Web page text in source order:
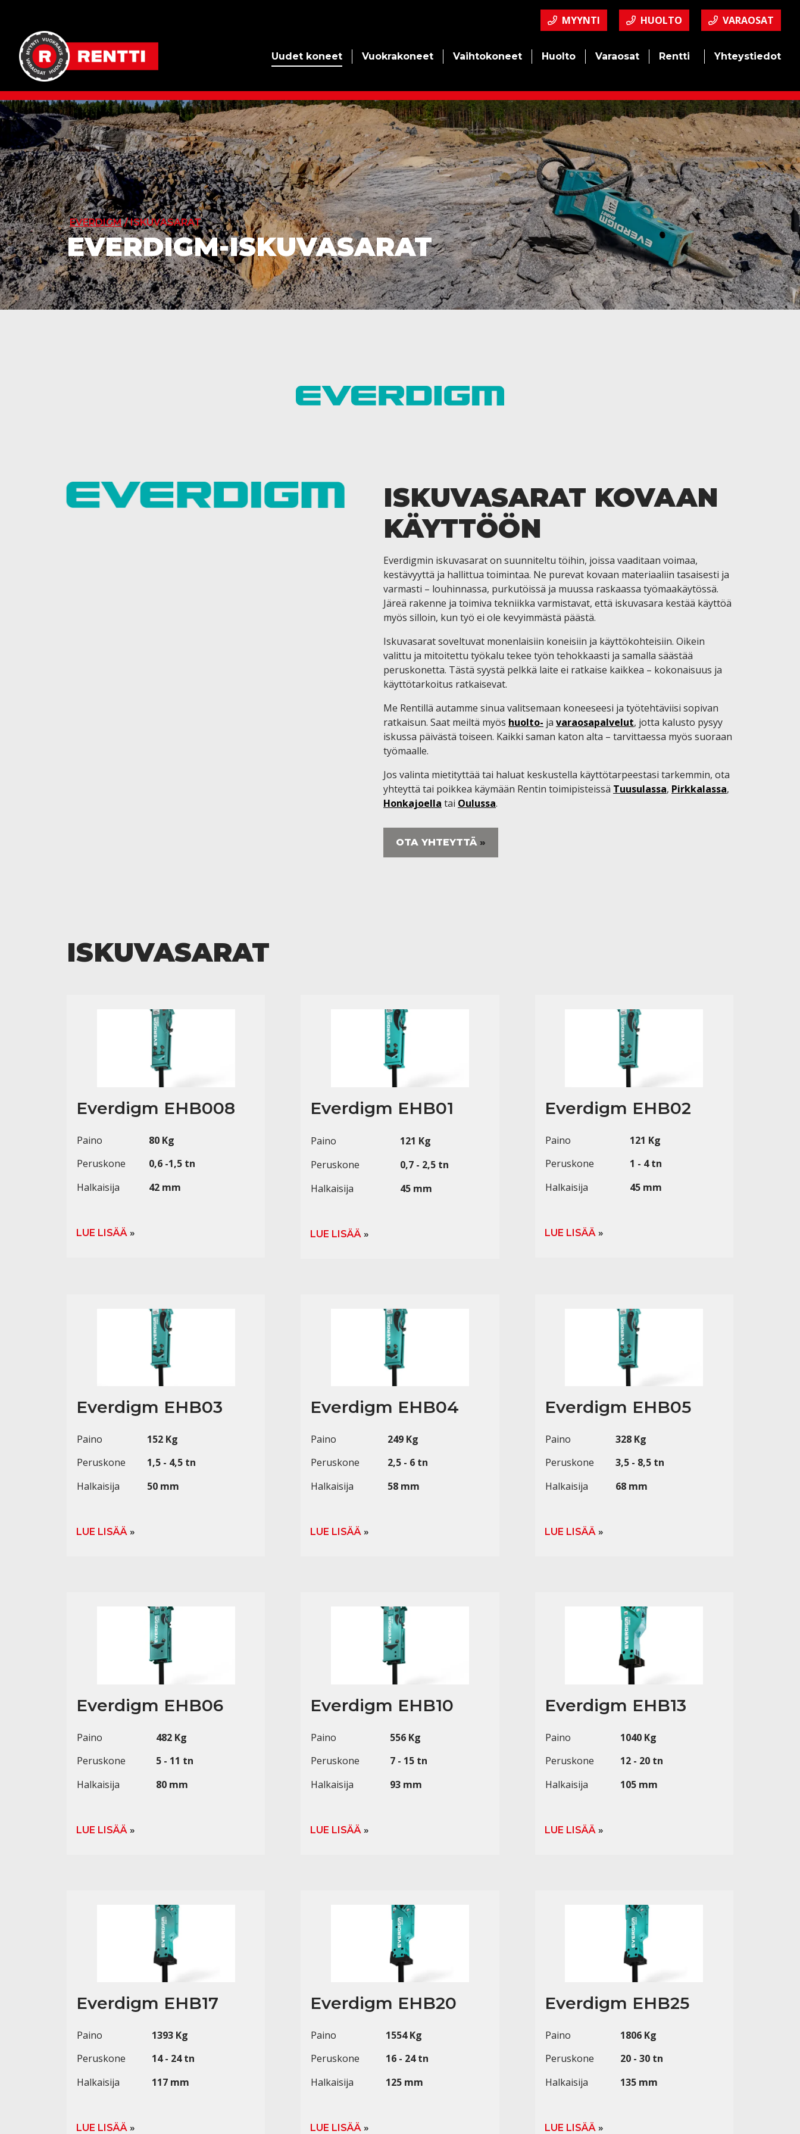
MYYNTI HUOLTO VARAOSAT
Uudet koneet Vuokrakoneet Vaihtokoneet Huolto Varaosat Rentti Yhteystiedot
EVERDIGM/ ISKUVASARAT
EVERDIGM-ISKUVASARAT
ISKUVASARAT KOVAAN
KÄYTTÖÖN
Everdigmin iskuvasarat on suunniteltu töihin, joissa vaaditaan voimaa,
kestävyyttä ja hallittua toimintaa. Ne purevat kovaan materiaaliin tasaisesti ja
varmasti – louhinnassa, purkutöissä ja muussa raskaassa työmaakäytössä.
Järeä rakenne ja toimiva tekniikka varmistavat, että iskuvasara kestää käyttöä
myös silloin, kun työ ei ole kevyimmästä päästä.
Iskuvasarat soveltuvat monenlaisiin koneisiin ja käyttökohteisiin. Oikein
valittu ja mitoitettu työkalu tekee työn tehokkaasti ja samalla säästää
peruskonetta. Tästä syystä pelkkä laite ei ratkaise kaikkea – kokonaisuus ja
käyttötarkoitus ratkaisevat.
Me Rentillä autamme sinua valitsemaan koneeseesi ja työtehtäviisi sopivan
ratkaisun. Saat meiltä myös huolto- ja varaosapalvelut, jotta kalusto pysyy
iskussa päivästä toiseen. Kaikki saman katon alta – tarvittaessa myös suoraan
työmaalle.
Jos valinta mietityttää tai haluat keskustella käyttötarpeestasi tarkemmin, ota
yhteyttä tai poikkea käymään Rentin toimipisteissä Tuusulassa, Pirkkalassa,
Honkajoella tai Oulussa.
OTA YHTEYTTÄ
ISKUVASARAT
Everdigm EHB008
Paino
80 Kg
Peruskone
0,6 -1,5 tn
Halkaisija
42 mm
LUE LISÄÄ
Everdigm EHB01
Paino
121 Kg
Peruskone
0,7 - 2,5 tn
Halkaisija
45 mm
LUE LISÄÄ
Everdigm EHB02
Paino
121 Kg
Peruskone
1 - 4 tn
Halkaisija
45 mm
LUE LISÄÄ
Everdigm EHB03
Paino
152 Kg
Peruskone
1,5 - 4,5 tn
Halkaisija
50 mm
LUE LISÄÄ
Everdigm EHB04
Paino
249 Kg
Peruskone
2,5 - 6 tn
Halkaisija
58 mm
LUE LISÄÄ
Everdigm EHB05
Paino
328 Kg
Peruskone
3,5 - 8,5 tn
Halkaisija
68 mm
LUE LISÄÄ
Everdigm EHB06
Paino
482 Kg
Peruskone
5 - 11 tn
Halkaisija
80 mm
LUE LISÄÄ
Everdigm EHB10
Paino
556 Kg
Peruskone
7 - 15 tn
Halkaisija
93 mm
LUE LISÄÄ
Everdigm EHB13
Paino
1040 Kg
Peruskone
12 - 20 tn
Halkaisija
105 mm
LUE LISÄÄ
Everdigm EHB17
Paino
1393 Kg
Peruskone
14 - 24 tn
Halkaisija
117 mm
LUE LISÄÄ
Everdigm EHB20
Paino
1554 Kg
Peruskone
16 - 24 tn
Halkaisija
125 mm
LUE LISÄÄ
Everdigm EHB25
Paino
1806 Kg
Peruskone
20 - 30 tn
Halkaisija
135 mm
LUE LISÄÄ